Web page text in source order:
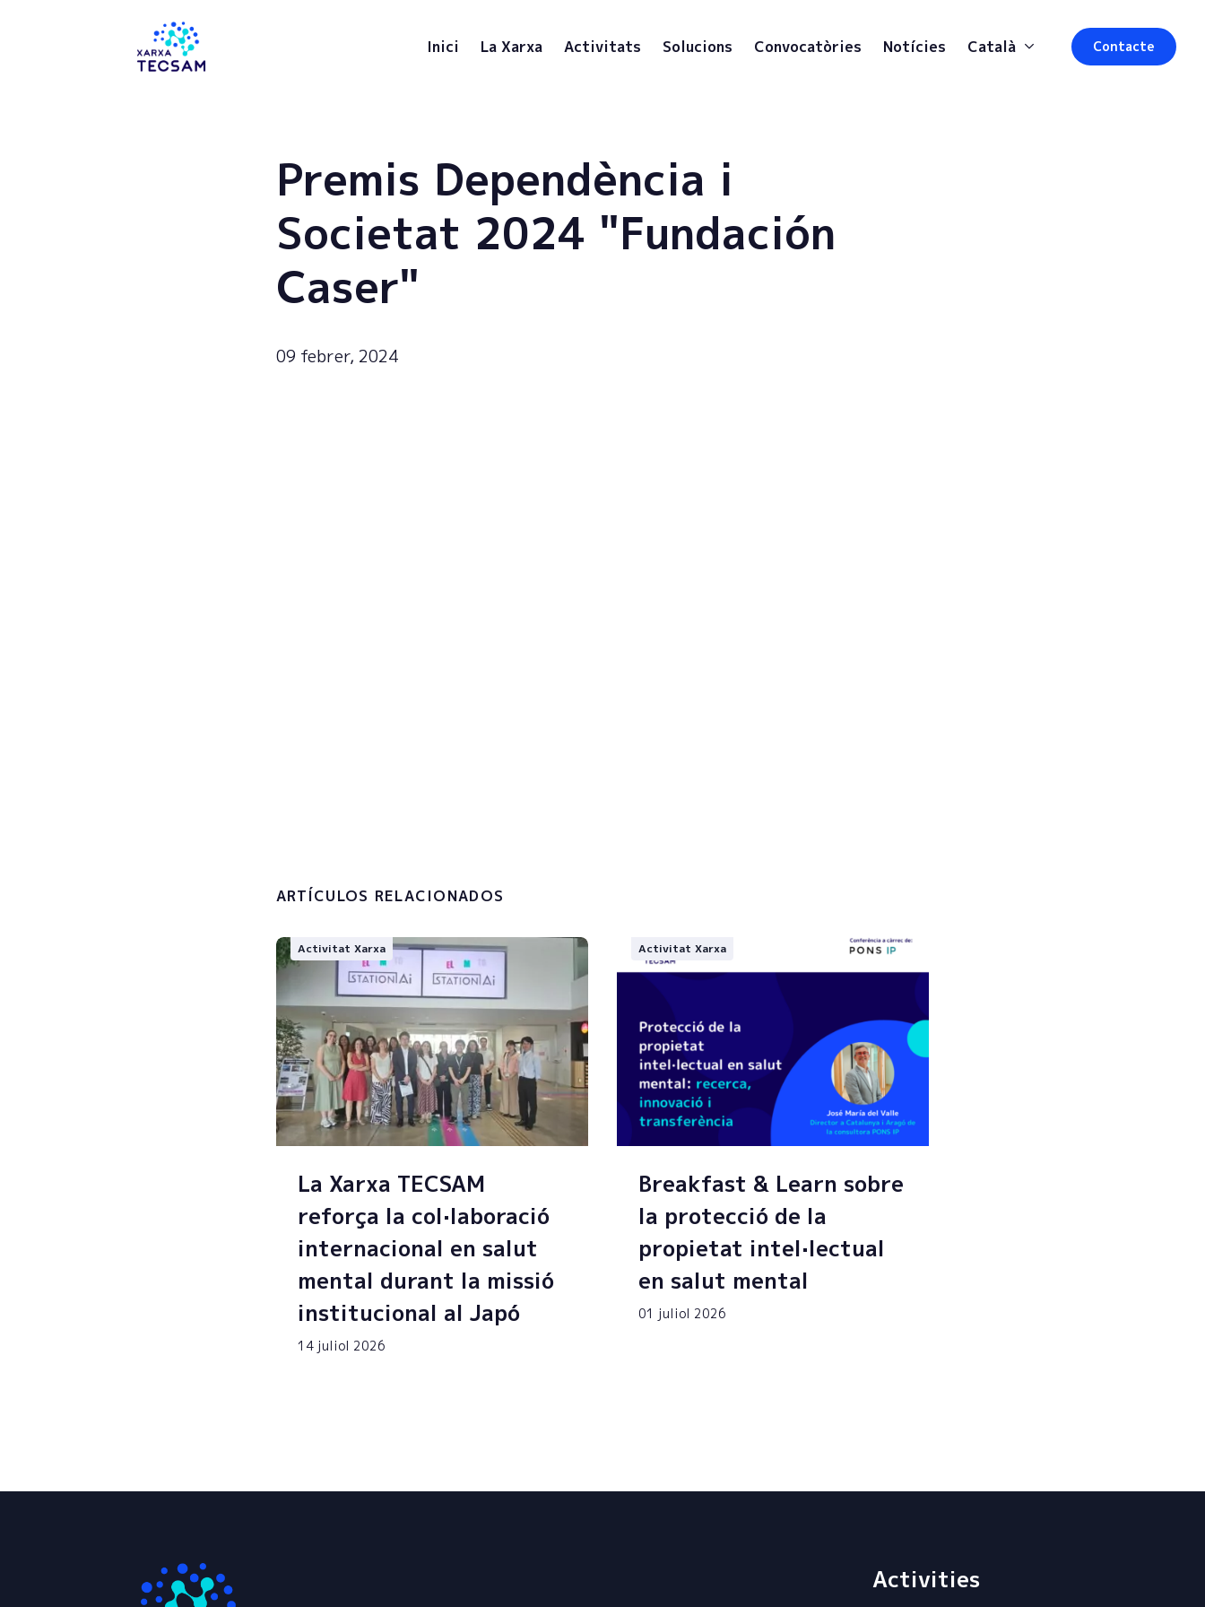
Inici La Xarxa Activitats Solucions Convocatòries Notícies Català Contacte
Premis Dependència i
Societat 2024 "Fundación
Caser"
09 febrer, 2024
ARTÍCULOS RELACIONADOS
Activitat Xarxa
La Xarxa TECSAM
reforça la col·laboració
internacional en salut
mental durant la missió
institucional al Japó
14 juliol 2026
Activitat Xarxa
Breakfast & Learn sobre
la protecció de la
propietat intel·lectual
en salut mental
01 juliol 2026
Activities